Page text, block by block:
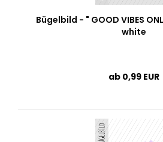
Bügelbild - " GOOD VIBES
white
ab 0,99 EUR